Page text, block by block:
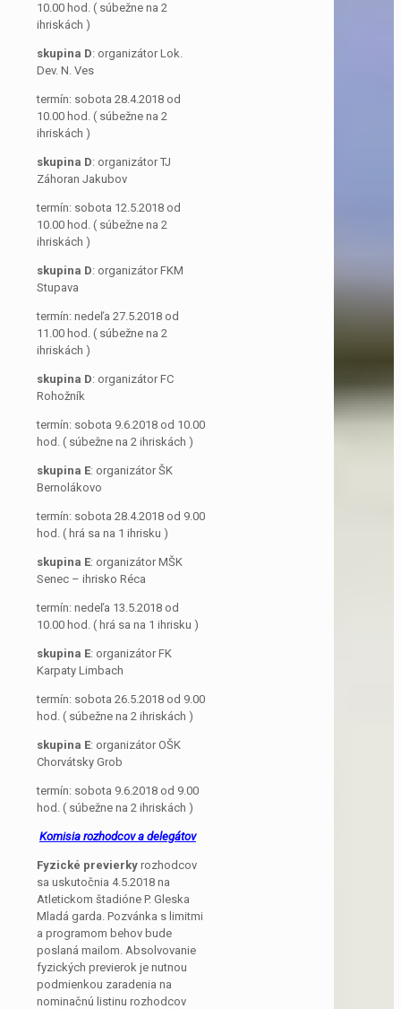
10.00 hod. ( súbežne na 2
ihriskách )
skupina D: organizátor Lok.
Dev. N. Ves
termín: sobota 28.4.2018 od
10.00 hod. ( súbežne na 2
ihriskách )
skupina D: organizátor TJ
Záhoran Jakubov
termín: sobota 12.5.2018 od
10.00 hod. ( súbežne na 2
ihriskách )
skupina D: organizátor FKM
Stupava
termín: nedeľa 27.5.2018 od
11.00 hod. ( súbežne na 2
ihriskách )
skupina D: organizátor FC
Rohožník
termín: sobota 9.6.2018 od 10.00
hod. ( súbežne na 2 ihriskách )
skupina E: organizátor ŠK
Bernolákovo
termín: sobota 28.4.2018 od 9.00
hod. ( hrá sa na 1 ihrisku )
skupina E: organizátor MŠK
Senec – ihrisko Réca
termín: nedeľa 13.5.2018 od
10.00 hod. ( hrá sa na 1 ihrisku )
skupina E: organizátor FK
Karpaty Limbach
termín: sobota 26.5.2018 od 9.00
hod. ( súbežne na 2 ihriskách )
skupina E: organizátor OŠK
Chorvátsky Grob
termín: sobota 9.6.2018 od 9.00
hod. ( súbežne na 2 ihriskách )
Komisia rozhodcov a delegátov
Fyzické previerky rozhodcov
sa uskutočnia 4.5.2018 na
Atletickom štadióne P. Gleska
Mladá garda. Pozvánka s limitmi
a programom behov bude
poslaná mailom. Absolvovanie
fyzických previerok je nutnou
podmienkou zaradenia na
nominačnú listinu rozhodcov